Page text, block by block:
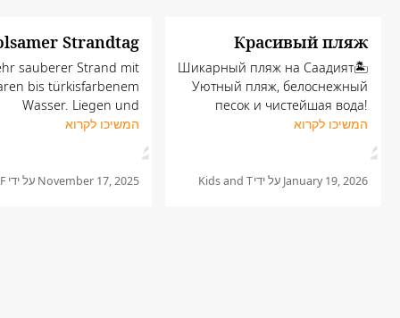
Красивый пляж
Шикарный пляж на Саадият🏝️
Уютный пляж, белоснежный
песок и чистейшая вода!
Дружелюбные сотрудники с
המשיכו לקרוא
January 19, 2026 על ידיKids and T
Strandtag
sauberer Strand mit
bis türkisfarbenem
Wasser. Liegen und
laden zum
Eintritt zur Verfügung
המשיכו לקרוא
November 17, 2025 על ידי